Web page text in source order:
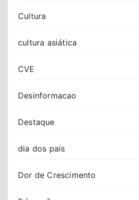
Cultura
cultura asiática
CVE
Desinformacao
Destaque
dia dos pais
Dor de Crescimento